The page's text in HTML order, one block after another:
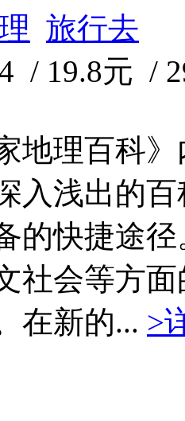
旅行去
/ 19.8元 /
地理百科
入浅出的
的快捷途
社会等方
在新的... >